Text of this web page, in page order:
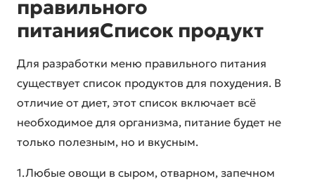
правильного
питанияСписок продукт
Для разработки меню правильного питания
существует список продуктов для похудения. В
отличие от диет, этот список включает всё
необходимое для организма, питание будет не
только полезным, но и вкусным.
1.Любые овощи в сыром, отварном, запечном